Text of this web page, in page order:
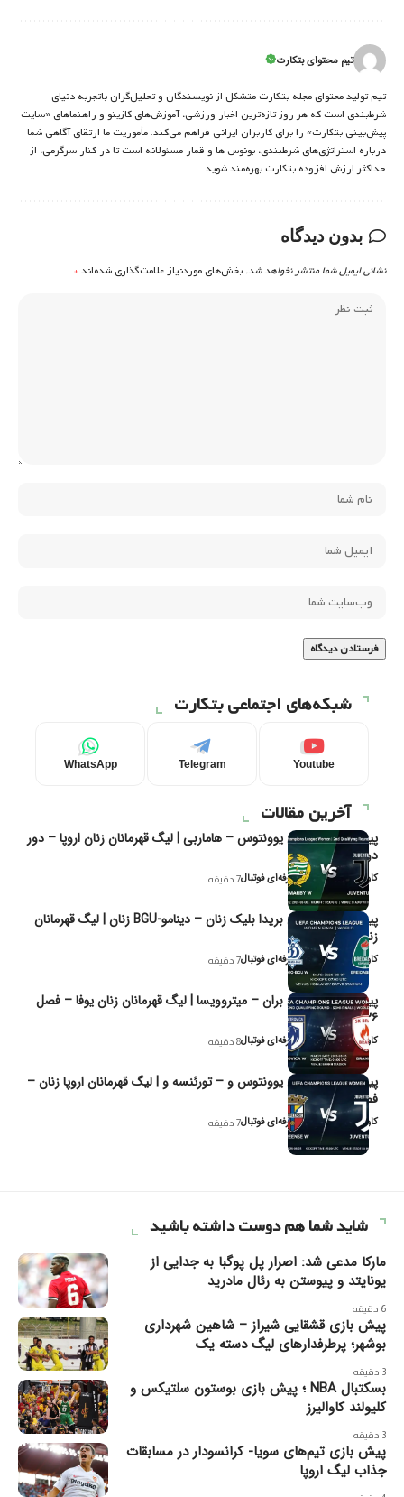
تیم محتوای بتکارت
تیم تولید محتوای مجله بتکارت متشکل از نویسندگان و تحلیل‌گران باتجربه دنیای
شرط‌بندی است که هر روز تازه‌ترین اخبار ورزشی، آموزش‌های کازینو و راهنماهای «سایت
پیش‌بینی بتکارت» را برای کاربران ایرانی فراهم می‌کند. مأموریت ما ارتقای آگاهی شما
درباره استراتژی‌های شرطبندی، بونوس ها و قمار مسئولانه است تا در کنار سرگرمی، از
حداکثر ارزش افزوده بتکارت بهره‌مند شوید.
بدون دیدگاه
نشانی ایمیل شما منتشر نخواهد شد. بخش‌های موردنیاز علامت‌گذاری شده‌اند*
شبکه‌های اجتماعی بتکارت
Youtube
Telegram
WhatsApp
آخرین مقالات
پیش‌بینی و تحلیل یوونتوس – هاماربی | لیگ قهرمانان زنان اروپا – دور
دوم مرحله
کاوه نیک‌فر، تحلیل‌گر حرفه‌ای فوتبال7 دقیقه
پیش‌بینی و تحلیل بریدا بلیک زنان – دینامو-BGU زنان | لیگ قهرمانان
زنان یوفا
کاوه نیک‌فر، تحلیل‌گر حرفه‌ای فوتبال7 دقیقه
پیش‌بینی و تحلیل بران – میتروویسا | لیگ قهرمانان زنان یوفا – فصل
۲۰۲۶
کاوه نیک‌فر، تحلیل‌گر حرفه‌ای فوتبال8 دقیقه
پیش‌بینی و تحلیل یوونتوس و – تورئنسه و | لیگ قهرمانان اروپا زنان –
فصل ۲۰۲۶
کاوه نیک‌فر، تحلیل‌گر حرفه‌ای فوتبال7 دقیقه
شاید شما هم دوست داشته باشید
مارکا مدعی شد: اصرار پل پوگبا به جدایی از
یونایتد و پیوستن به رئال مادرید
6 دقیقه
پیش بازی قشقایی شیراز – شاهین شهرداری
بوشهر؛ پرطرفدارهای لیگ دسته یک
3 دقیقه
بسکتبال NBA ؛ پیش بازی بوستون سلتیکس و
کلیولند کاوالیرز
3 دقیقه
پیش بازی تیم‌های سویا- کرانسودار در مسابقات
جذاب لیگ اروپا